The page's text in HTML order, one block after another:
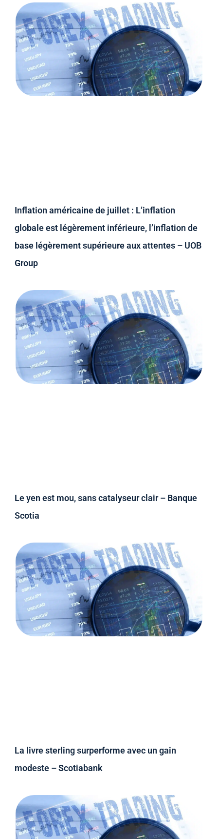
Inflation américaine de juillet : L’inflation
globale est légèrement inférieure, l’inflation de
base légèrement supérieure aux attentes – UOB
Group
Le yen est mou, sans catalyseur clair – Banque
Scotia
La livre sterling surperforme avec un gain
modeste – Scotiabank